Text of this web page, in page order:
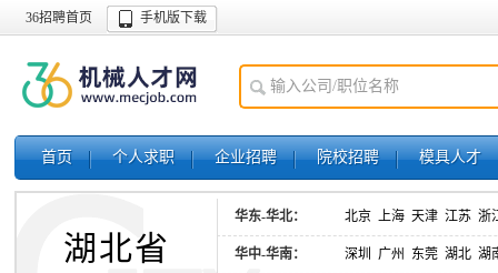
36招聘首页 手机版下载
首页 个人求职 企业招聘 院校招聘 模具人才
湖北省
华东-华北： 北京 上海 天津 江苏 浙
华中-华南： 深圳 广州 东莞 湖北 湖